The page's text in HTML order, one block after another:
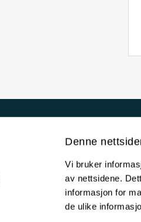
Denne
Vi bruker
av nettsidene.
informasjon for
de ulike
UiT
og personvern